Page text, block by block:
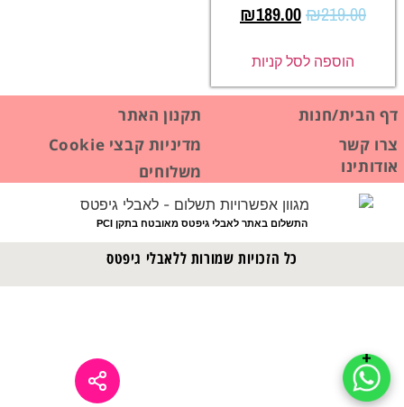
₪219.00
₪189.00
הוספה לסל קניות
דף הבית/חנות
צרו קשר
תקנון האתר
מדיניות קבצי Cookie
אודותינו
משלוחים
התשלום באתר לאבלי גיפטס מאובטח בתקן PCI
כל הזכויות שמורות ללאבלי גיפטס